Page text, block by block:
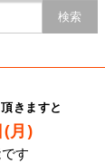
検索
きますと
(月)
す